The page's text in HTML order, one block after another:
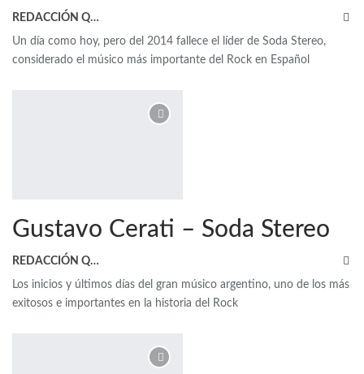
REDACCIÓN QRP
Un día como hoy, pero del 2014 fallece el líder de Soda Stereo,
considerado el músico más importante del Rock en Español
Gustavo Cerati – Soda Stereo
REDACCIÓN QRP
Los inicios y últimos días del gran músico argentino, uno de los más
exitosos e importantes en la historia del Rock